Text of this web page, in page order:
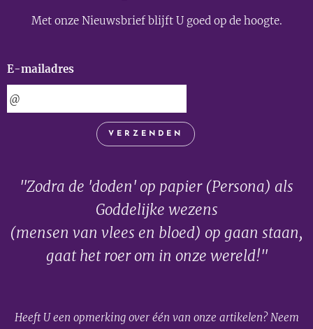
Met onze Nieuwsbrief blijft U goed op de hoogte.
E-mailadres
VERZENDEN
"Zodra de 'doden' op papier (Persona) als
Goddelijke wezens
(mensen van vlees en bloed) op gaan staan,
gaat het roer om in onze wereld!"
Heeft U een opmerking over één van onze artikelen? Neem